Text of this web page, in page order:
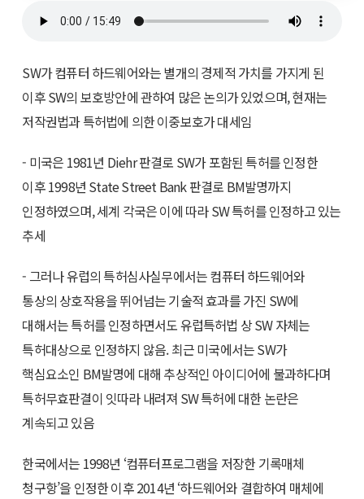
SW가 컴퓨터 하드웨어와는 별개의 경제적 가치를 가지게 된
이후 SW의 보호방안에 관하여 많은 논의가 있었으며, 현재는
저작권법과 특허법에 의한 이중보호가 대세임
- 미국은 1981년 Diehr 판결로 SW가 포함된 특허를 인정한
이후 1998년 State Street Bank 판결로 BM발명까지
인정하였으며, 세계 각국은 이에 따라 SW 특허를 인정하고 있는
추세
- 그러나 유럽의 특허심사실무에서는 컴퓨터 하드웨어와
통상의 상호작용을 뛰어넘는 기술적 효과를 가진 SW에
대해서는 특허를 인정하면서도 유럽특허법 상 SW 자체는
특허대상으로 인정하지 않음. 최근 미국에서는 SW가
핵심요소인 BM발명에 대해 추상적인 아이디어에 불과하다며
특허무효판결이 잇따라 내려져 SW 특허에 대한 논란은
계속되고 있음
한국에서는 1998년 ‘컴퓨터프로그램을 저장한 기록매체
청구항’을 인정한 이후 2014년 ‘하드웨어와 결합하여 매체에